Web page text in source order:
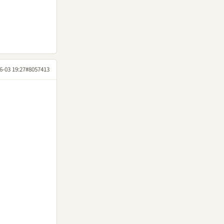
03 19:27#8057413